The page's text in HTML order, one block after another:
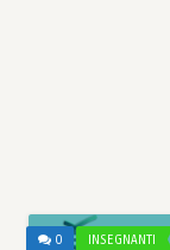
0 INSEGNANTI